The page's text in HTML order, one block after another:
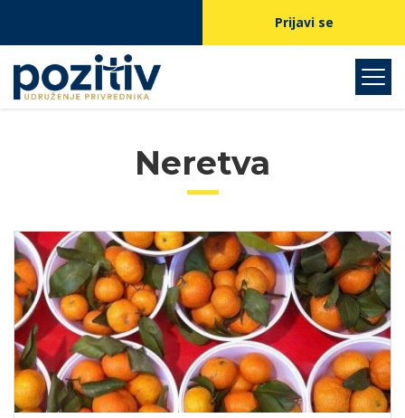
Prijavi se
Neretva